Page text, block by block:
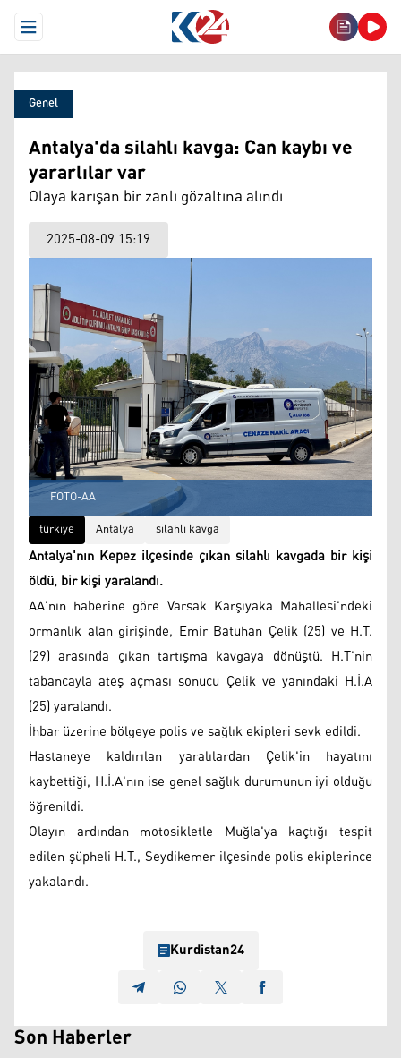
Open Menu
Genel
Antalya'da silahlı kavga: Can kaybı ve
yararlılar var
Olaya karışan bir zanlı gözaltına alındı
2025-08-09 15:19
FOTO-AA
türkiye
Antalya silahlı kavga
Antalya'nın Kepez ilçesinde çıkan silahlı kavgada bir kişi
öldü, bir kişi yaralandı.
AA'nın haberine göre Varsak Karşıyaka Mahallesi'ndeki
ormanlık alan girişinde, Emir Batuhan Çelik (25) ve H.T.
(29) arasında çıkan tartışma kavgaya dönüştü. H.T'nin
tabancayla ateş açması sonucu Çelik ve yanındaki H.İ.A
(25) yaralandı.
İhbar üzerine bölgeye polis ve sağlık ekipleri sevk edildi.
Hastaneye kaldırılan yaralılardan Çelik'in hayatını
kaybettiği, H.İ.A'nın ise genel sağlık durumunun iyi olduğu
öğrenildi.
Olayın ardından motosikletle Muğla'ya kaçtığı tespit
edilen şüpheli H.T., Seydikemer ilçesinde polis ekiplerince
yakalandı.
Kurdistan24
Son Haberler